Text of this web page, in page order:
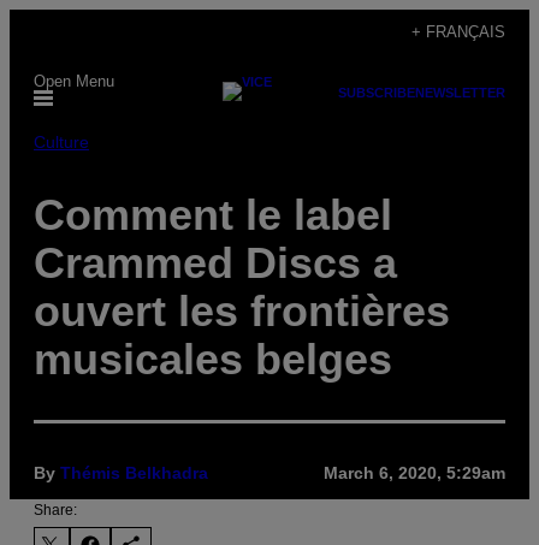
content
+ FRANÇAIS
Open Menu
SUBSCRIBENEWSLETTER
Culture
Comment le label
Crammed Discs a
ouvert les frontières
musicales belges
By Thémis Belkhadra March 6, 2020, 5:29am
Share: